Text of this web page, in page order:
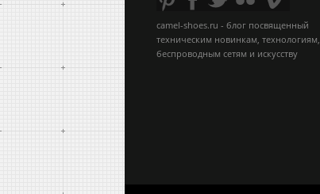
camel-shoes.ru - блог посвященный
техническим новинкам, технологиям,
беспроводным сетям и искусству